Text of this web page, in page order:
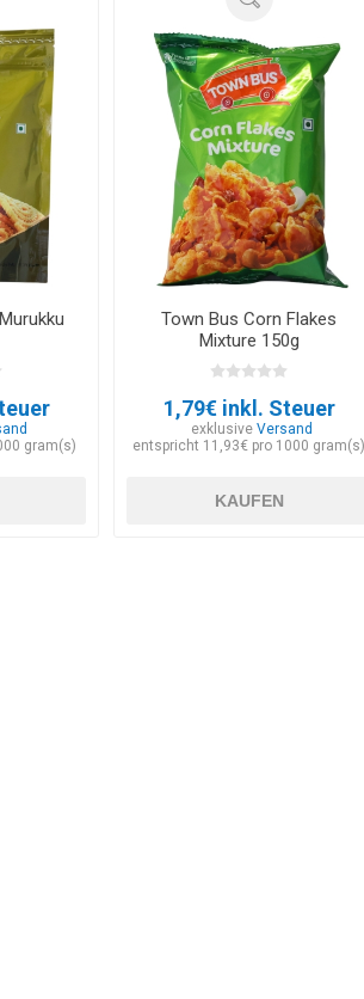
gram(s)
Town Bus Corn Flakes
Mixture 150g
1,79€ inkl. Steuer
exklusiveVersand
entspricht 11,93€ pro 1000 gram(s)
KAUFEN